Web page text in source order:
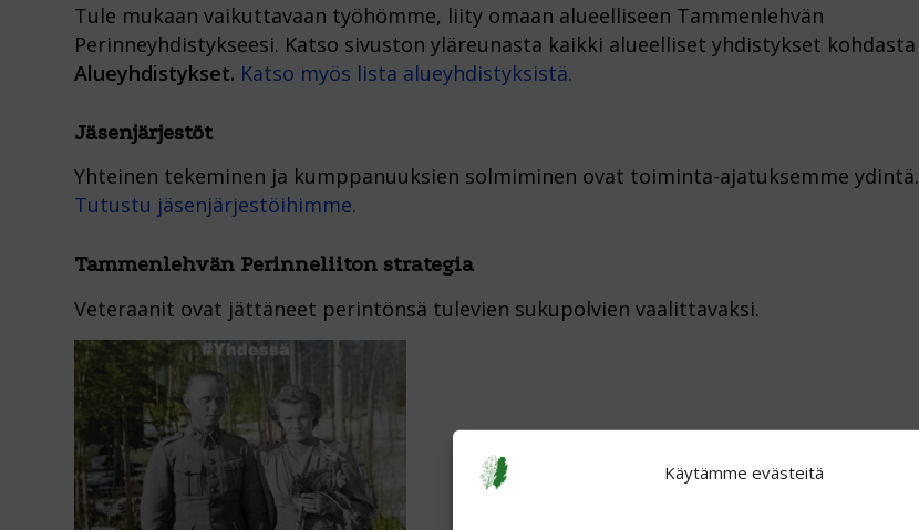
Käytämme evästeitä
Tule mukaan vaikuttavaan työhömme, liity omaan alueelliseen Tammenlehvän
Perinneyhdistykseesi. Katso sivuston yläreunasta kaikki alueelliset yhdistykset kohdasta
Alueyhdistykset. Katso myös lista alueyhdistyksistä.
Jäsenjärjestöt
Yhteinen tekeminen ja kumppanuuksien solmiminen ovat toiminta-ajatuksemme ydintä.
Tutustu jäsenjärjestöihimme.
Tammenlehvän Perinneliiton strategia
Veteraanit ovat jättäneet perintönsä tulevien sukupolvien vaalittavaksi.